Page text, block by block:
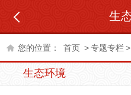
生
您的位置： 首页 >专题专栏>
生态环境